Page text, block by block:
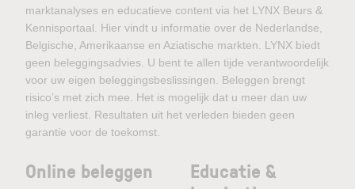
marktanalyses en educatieve content via het LYNX Beurs &
Kennisportaal. Hier vindt u informatie over de Nederlandse,
Belgische, Amerikaanse en Aziatische markten. LYNX biedt
geen beleggingsadvies. U bent te allen tijde verantwoordelijk
voor uw eigen beleggingsbeslissingen. Beleggen brengt
risico’s met zich mee. Het is mogelijk dat u meer dan uw
inleg verliest. Resultaten uit het verleden bieden geen
garantie voor de toekomst.
Online beleggen
Educatie &